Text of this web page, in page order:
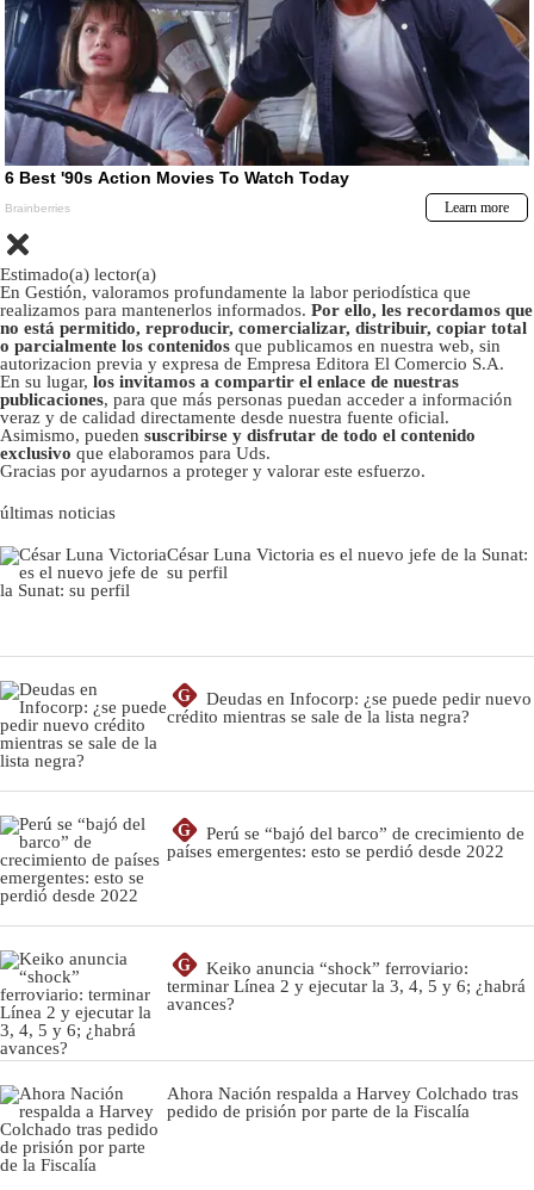
Estimado(a) lector(a)
En Gestión, valoramos profundamente la labor periodística que
realizamos para mantenerlos informados. Por ello, les recordamos que
no está permitido, reproducir, comercializar, distribuir, copiar total
o parcialmente los contenidos que publicamos en nuestra web, sin
autorizacion previa y expresa de Empresa Editora El Comercio S.A.
En su lugar, los invitamos a compartir el enlace de nuestras
publicaciones, para que más personas puedan acceder a información
veraz y de calidad directamente desde nuestra fuente oficial.
Asimismo, pueden suscribirse y disfrutar de todo el contenido
exclusivo que elaboramos para Uds.
Gracias por ayudarnos a proteger y valorar este esfuerzo.
últimas noticias
César Luna Victoria es el nuevo jefe de la Sunat:
su perfil
G
Deudas en Infocorp: ¿se puede pedir nuevo
crédito mientras se sale de la lista negra?
G
Perú se “bajó del barco” de crecimiento de
países emergentes: esto se perdió desde 2022
G
Keiko anuncia “shock” ferroviario:
terminar Línea 2 y ejecutar la 3, 4, 5 y 6; ¿habrá
avances?
Ahora Nación respalda a Harvey Colchado tras
pedido de prisión por parte de la Fiscalía